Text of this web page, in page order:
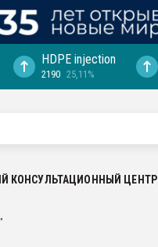
HDPE injection
2190 25,11%
КОНСУЛЬТАЦИОННЫЙ ЦЕНТР